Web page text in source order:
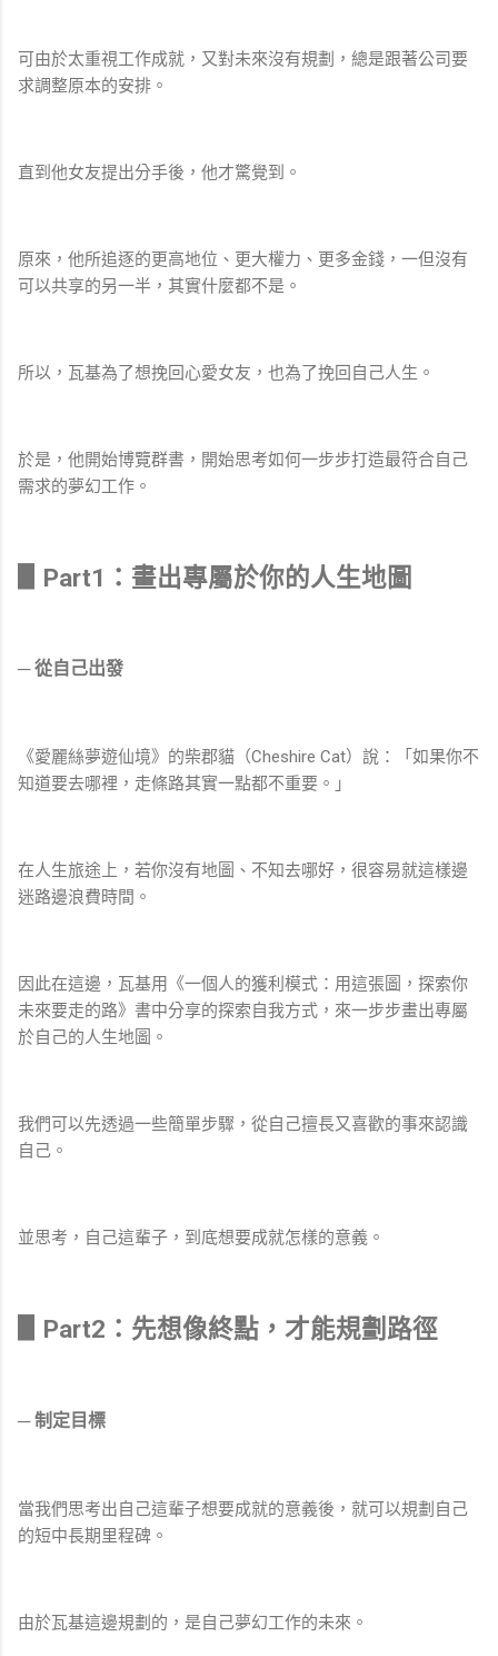
可由於太重視工作成就，又對未來沒有規劃，總是跟著公司要
求調整原本的安排。
直到他女友提出分手後，他才驚覺到。
原來，他所追逐的更高地位、更大權力、更多金錢，一但沒有
可以共享的另一半，其實什麼都不是。
所以，瓦基為了想挽回心愛女友，也為了挽回自己人生。
於是，他開始博覽群書，開始思考如何一步步打造最符合自己
需求的夢幻工作。
▋Part1：畫出專屬於你的人生地圖
─ 從自己出發
《愛麗絲夢遊仙境》的柴郡貓（Cheshire Cat）說：「如果你不
知道要去哪裡，走條路其實一點都不重要。」
在人生旅途上，若你沒有地圖、不知去哪好，很容易就這樣邊
迷路邊浪費時間。
因此在這邊，瓦基用《一個人的獲利模式：用這張圖，探索你
未來要走的路》書中分享的探索自我方式，來一步步畫出專屬
於自己的人生地圖。
我們可以先透過一些簡單步驟，從自己擅長又喜歡的事來認識
自己。
並思考，自己這輩子，到底想要成就怎樣的意義。
▋Part2：先想像終點，才能規劃路徑
─ 制定目標
當我們思考出自己這輩子想要成就的意義後，就可以規劃自己
的短中長期里程碑。
由於瓦基這邊規劃的，是自己夢幻工作的未來。